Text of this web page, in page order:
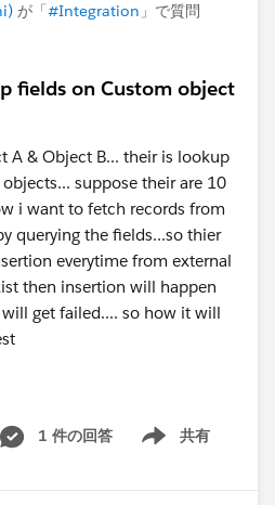
が「#Integration 」で質問
fields on Custom object
A & Object B... their is lookup
suppose their are 10
i want to fetch records from
querying the fields...so thier
everytime from external
then insertion will happen
get failed.... so how it will
1 件の回答 共有
Show menu